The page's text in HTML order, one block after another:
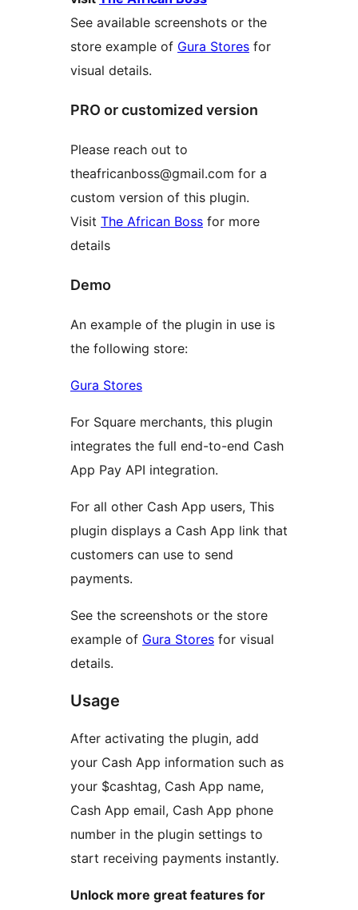
See available screenshots or the
store example of Gura Stores for
visual details.
PRO or customized version
Please reach out to
theafricanboss@gmail.com for a
custom version of this plugin.
Visit The African Boss for more
details
Demo
An example of the plugin in use is
the following store:
Gura Stores
For Square merchants, this plugin
integrates the full end-to-end Cash
App Pay API integration.
For all other Cash App users, This
plugin displays a Cash App link that
customers can use to send
payments.
See the screenshots or the store
example of Gura Stores for visual
details.
Usage
After activating the plugin, add
your Cash App information such as
your $cashtag, Cash App name,
Cash App email, Cash App phone
number in the plugin settings to
start receiving payments instantly.
Unlock more great features for